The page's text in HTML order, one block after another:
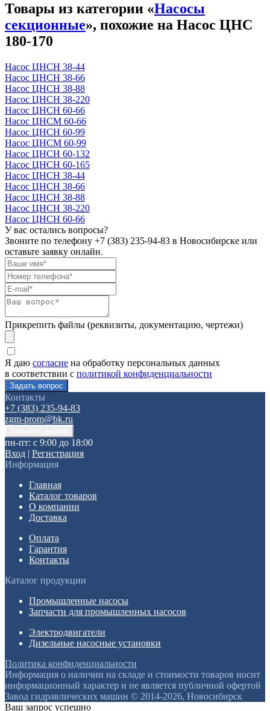
Товары из категории «Насосы
секционные», похожие на Насос ЦНС
180-170
Насос ЦНСН 38-44
Насос ЦНСН 38-66
Насос ЦНСН 38-88
Насос ЦНСН 38-220
Насос ЦНСН 60-66
Насос ЦНСМ 60-66
Насос ЦНСН 60-99
Насос ЦНСМ 60-99
Насос ЦНСН 60-132
Насос ЦНСН 60-165
Насос ЦНСН 38-44
Насос ЦНСН 38-66
Насос ЦНСН 38-88
Насос ЦНСН 38-220
Насос ЦНСН 60-66
У вас остались вопросы?
Звоните по телефону +7 (383) 235-94-83 в Новосибирске или
оставьте заявку онлайн.
Прикрепить файлы (реквизиты, документацию, чертежи)
Я даю согласие на обработку персональных данных
в соответствии с политикой конфиденциальности
Контакты
+7 (383) 235-94-83
zgm-prom@bk.ru
пн-пт: с 9:00 до 18:00
Вход | Регистрация
Информация
Главная
Каталог товаров
О компании
Доставка
Оплата
Гарантия
Контакты
Каталог продукции
Промышленные насосы
Запчасти для промышленных насосов
Электродвигатели
Дизельные насосные установки
Политика конфиденциальности
Информация о наличии на складе и стоимости товаров носит
информационный характер и не является публичной офертой
Завод гидравлических машин © 2014-2026, Новосибирск
Ваш запрос успешно